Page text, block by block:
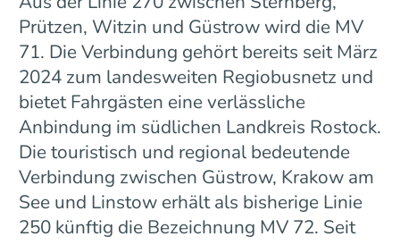
Prützen, Witzin und Güstrow wird die MV
71. Die Verbindung gehört bereits seit März
2024 zum landesweiten Regiobusnetz und
bietet Fahrgästen eine verlässliche
Anbindung im südlichen Landkreis Rostock.
Die touristisch und regional bedeutende
Verbindung zwischen Güstrow, Krakow am
See und Linstow erhält als bisherige Linie
250 künftig die Bezeichnung MV 72. Seit